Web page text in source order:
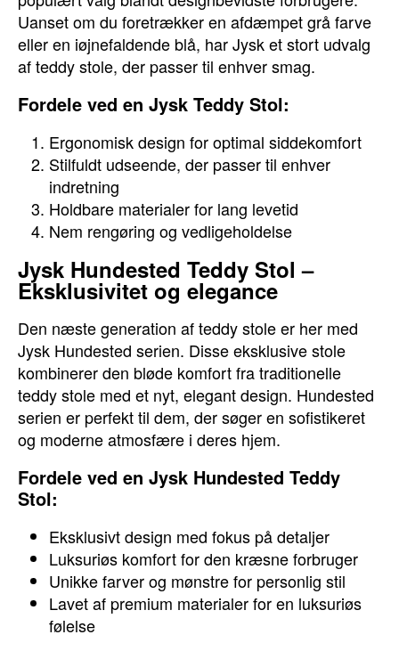
Uanset om du foretrækker en afdæmpet grå farve
eller en iøjnefaldende blå, har Jysk et stort udvalg
af teddy stole, der passer til enhver smag.
Fordele ved en Jysk Teddy Stol:
Ergonomisk design for optimal siddekomfort
Stilfuldt udseende, der passer til enhver
indretning
Holdbare materialer for lang levetid
Nem rengøring og vedligeholdelse
Jysk Hundested Teddy Stol –
Eksklusivitet og elegance
Den næste generation af teddy stole er her med
Jysk Hundested serien. Disse eksklusive stole
kombinerer den bløde komfort fra traditionelle
teddy stole med et nyt, elegant design. Hundested
serien er perfekt til dem, der søger en sofistikeret
og moderne atmosfære i deres hjem.
Fordele ved en Jysk Hundested Teddy
Stol:
Eksklusivt design med fokus på detaljer
Luksuriøs komfort for den kræsne forbruger
Unikke farver og mønstre for personlig stil
Lavet af premium materialer for en luksuriøs
følelse